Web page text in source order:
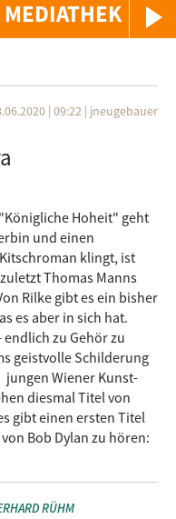
MEDIATHEK
| 09:22 | jneugebauer
Hoheit" geht
und einen
klingt, ist
Thomas Manns
Rilke gibt es ein bisher
es aber in sich hat.
endlich zu Gehör zu
geistvolle Schilderung
jungen Wiener Kunst-
diesmal Titel von
gibt einen ersten Titel
Bob Dylan zu hören:
RÜHM